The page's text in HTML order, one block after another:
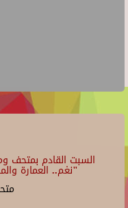
السبت القادم بمتحف
"نغم.. العمارة